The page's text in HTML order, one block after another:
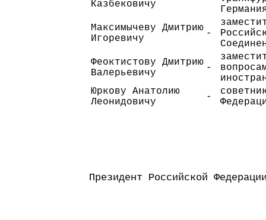
Казбековичу
Максимычеву Дмитрию
Игоревичу
-
Феоктистову Дмитрию
Валерьевичу
-
Юркову Анатолию
Леонидовичу
-
Президент